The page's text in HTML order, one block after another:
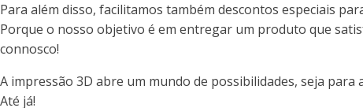
Para além disso, facilitamos também descontos especiais
Porque o nosso objetivo é em entregar um produto que
connosco!
A impressão 3D abre um mundo de possibilidades, seja
Até já!